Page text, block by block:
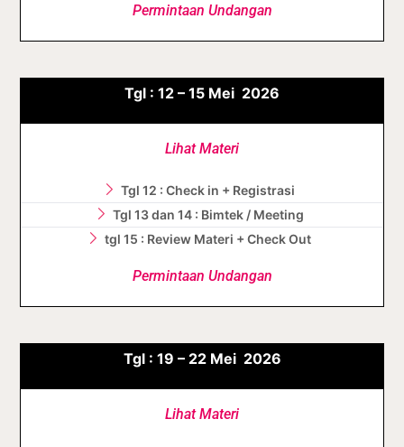
Permintaan Undangan
Tgl : 12 – 15 Mei 2026
Lihat Materi
Tgl 12 : Check in + Registrasi
Tgl 13 dan 14 : Bimtek / Meeting
tgl 15 : Review Materi + Check Out
Permintaan Undangan
Tgl : 19 – 22 Mei 2026
Lihat Materi